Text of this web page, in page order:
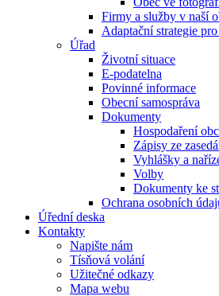
Firmy a služby v naší
Adaptační strategie
Úřad
Životní situace
E-podatelna
Povinné informace
Obecní samospráva
Dokumenty
Hospodaření
Zápisy ze
Vyhlášky a
Volby
Dokumenty ke
Ochrana osobních
Úřední deska
Kontakty
Napište nám
Tísňová volání
Užitečné odkazy
Mapa webu